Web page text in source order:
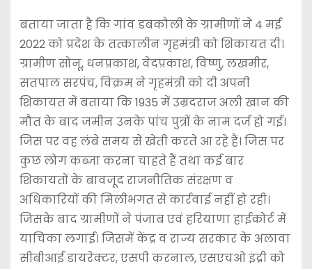
बताया जाता है कि गांव डबकौली के ग्रामीणों ने 4 मई
2022 को प्रदेश के तत्कालीन गृहमंत्री को शिकायत दी।
ग्रामीण सोनू, धनप्रकाश, वेदप्रकाश, विष्णु, लखमीर,
सतपाल सरपंच, विक्रम ने गृहमंत्री को दी अपनी
शिकायत में बताया कि 1935 में उम्रदराज अली खान की
मौत के बाद जमीन उनके पांच पुत्रों के नाम दर्ज हो गई।
जिस पर वह लंबे समय से खेती करते आ रहे हैं। जिस पर
कुछ लोग कब्जा करना चाहते हैं तथा कई बार
शिकायतों के बावजूद राजनीतिक संरक्षण व
अधिकारियों की मिलीभगत से कार्रवाई नहीं हो रही।
जिसके बाद ग्रामीणों ने पंजाब एवं हरियाणा हाईकोर्ट में
याचिका लगाई। जिसमें केंद्र व राज्य सरकार के अलावा
सीबीआई डायरेक्टर, एसपी करनाल, एसएचओ इंद्री को